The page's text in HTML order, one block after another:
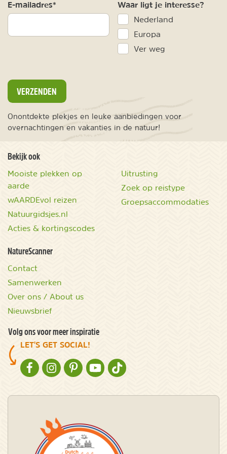
E-mailadres* Waar ligt je interesse?
Nederland
Europa
Ver weg
VERZENDEN
Onontdekte plekjes en leuke aanbiedingen voor
overnachtingen en vakanties in de natuur!
Bekijk ook
Mooiste plekken op
aarde
wAARDEvol reizen
Natuurgidsjes.nl
Acties & kortingscodes
Uitrusting
Zoek op reistype
Groepsaccommodaties
NatureScanner
Contact
Samenwerken
Over ons / About us
Nieuwsbrief
Volg ons voor meer inspiratie
LET'S GET SOCIAL!
NATURESCANNER OP FACEBOOK
NATURESCANNER OP INSTAGRAM
NATURESCANNER OP PINTEREST
NATURESCANNER OP YOUTUBE
NATURESCANNER OP TIKTOK